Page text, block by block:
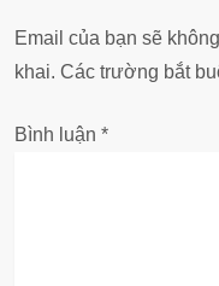
h
ư
ớ
Email của bạn sẽ
khai. Các trường bắt
Bình luận *